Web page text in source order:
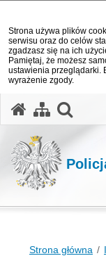
Strona używa plików
serwisu oraz do celów
zgadzasz się na ich
Pamiętaj, że możesz
ustawienia przeglądarki.
wyrażenie zgody.
Strona główna